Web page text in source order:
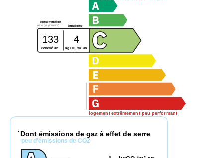
logement extrêmement peu performant
consommation
émissions
(énergie primaire)
133 4
kWh/m 2 .an kg CO2/m2.an
* Dont émissions de gaz à effet de serre
peu d'émissions de CO2